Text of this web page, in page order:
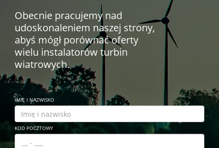
Obecnie pracujemy nad
udoskonaleniem naszej strony,
abyś mógł porównać oferty
wielu instalatorów turbin
wiatrowych.
IMIĘ I NAZWISKO
KOD POCZTOWY